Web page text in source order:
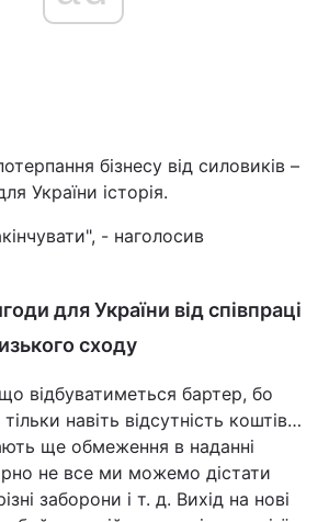
бізнесу від силовиків –
України історія.
- наголосив
для України від співпраці
сходу
відбуватиметься бартер, бо
навіть відсутність коштів…
ще обмеження в наданні
не все ми можемо дістати
заборони і т. д. Вихід на нові